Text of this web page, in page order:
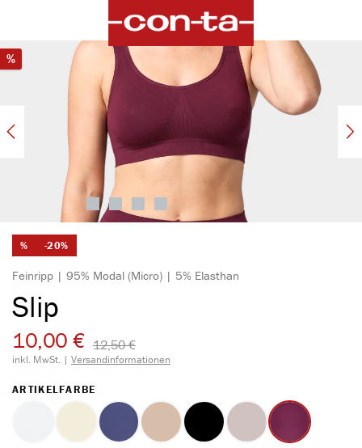
Bildergalerie überspringen
%Rabatt
% -20%
Feinripp | 95% Modal (Micro) | 5% Elasthan
Slip
10,00 € 12,50 €​
inkl. MwSt. | Versandinformationen
ARTIKELFARBE
weiss ecru marine schwarz perlmutt bordeauxrot